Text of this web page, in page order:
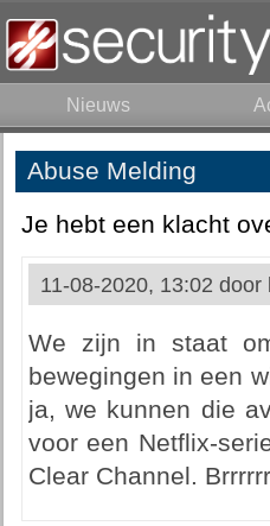
Nieuws
Abuse Melding
Je hebt een klacht
11-08-2020, 13:02 door
We zijn in staat
bewegingen in een
ja, we kunnen die
voor een Netflix-
Clear Channel.